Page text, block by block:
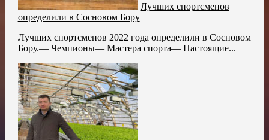
Лучших спортсменов
определили в Сосновом Бору
Лучших спортсменов 2022 года определили в Сосновом
Бору.— Чемпионы— Мастера спорта— Настоящие...